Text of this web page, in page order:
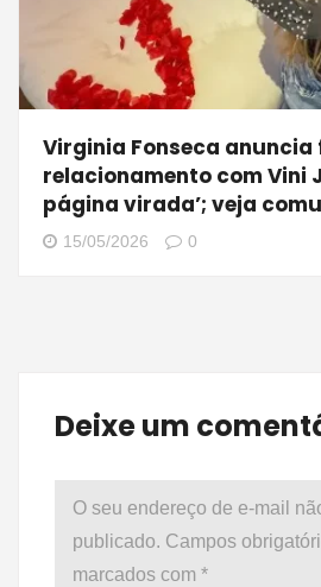
Virginia Fonseca anuncia
relacionamento com Vini
página virada’; veja
15/05/2026 0
Deixe um
O seu endereço de e-mail
publicado. Campos
marcados com *